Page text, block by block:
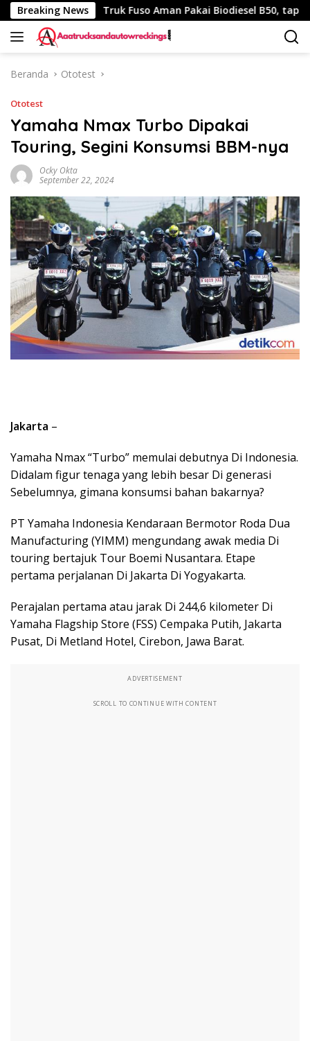
Langsung
ke
konten
Breaking News
Km Truk Fuso Aman Pakai Biodiesel B50, tapi Ada
Beranda Ototest
Ototest
Yamaha Nmax Turbo Dipakai
Touring, Segini Konsumsi BBM-nya
Ocky Okta
September 22, 2024
Jakarta –
Yamaha Nmax “Turbo” memulai debutnya Di Indonesia.
Didalam figur tenaga yang lebih besar Di generasi
Sebelumnya, gimana konsumsi bahan bakarnya?
PT Yamaha Indonesia Kendaraan Bermotor Roda Dua
Manufacturing (YIMM) mengundang awak media Di
touring bertajuk Tour Boemi Nusantara. Etape
pertama perjalanan Di Jakarta Di Yogyakarta.
Perajalan pertama atau jarak Di 244,6 kilometer Di
Yamaha Flagship Store (FSS) Cempaka Putih, Jakarta
Pusat, Di Metland Hotel, Cirebon, Jawa Barat.
ADVERTISEMENT
SCROLL TO CONTINUE WITH CONTENT